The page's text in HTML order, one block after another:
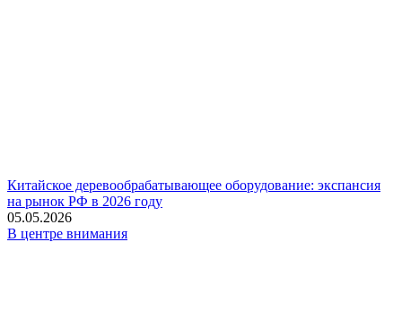
Китайское деревообрабатывающее оборудование: экспансия
на рынок РФ в 2026 году
05.05.2026
В центре внимания